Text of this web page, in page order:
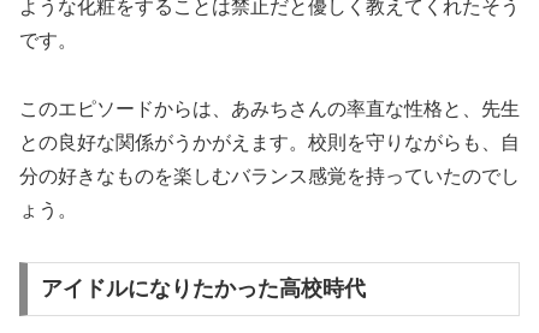
ような化粧をすることは禁止だと優しく教えてくれたそう
です。
このエピソードからは、あみちさんの率直な性格と、先生
との良好な関係がうかがえます。校則を守りながらも、自
分の好きなものを楽しむバランス感覚を持っていたのでし
ょう。
アイドルになりたかった高校時代